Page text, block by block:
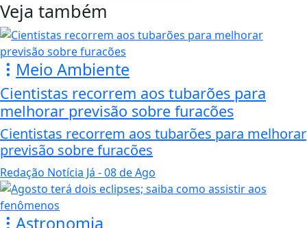
Veja também
Meio Ambiente
Cientistas recorrem aos tubarões para
melhorar previsão sobre furacões
Cientistas recorrem aos tubarões para melhorar
previsão sobre furacões
Redação Notícia Já - 08 de Ago
Astronomia